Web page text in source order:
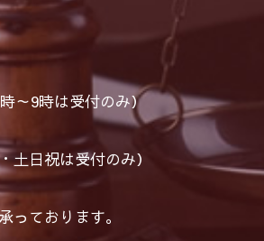
～9時は受付のみ）
土日祝は受付のみ）
っております。